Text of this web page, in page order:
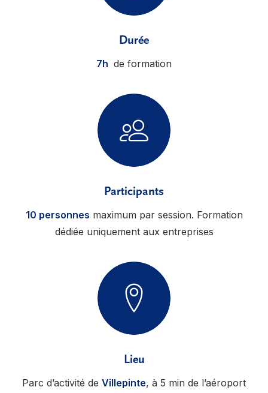
Durée
7h de formation
Participants
10 personnes maximum par session. Formation
dédiée uniquement aux entreprises
Lieu
Parc d’activité de Villepinte, à 5 min de l’aéroport